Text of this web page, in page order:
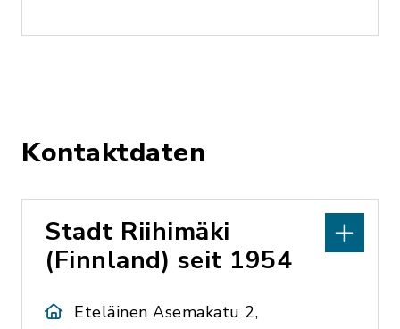
Kontaktdaten
Stadt Riihimäki
(Finnland) seit 1954
Eteläinen Asemakatu 2,